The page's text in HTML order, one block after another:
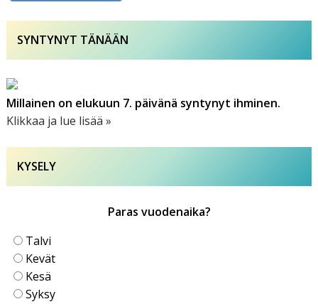
2026
SYNTYNYT TÄNÄÄN
Millainen on elukuun 7. päivänä syntynyt ihminen.
Klikkaa ja lue lisää »
KYSELY
Paras vuodenaika?
Talvi
Kevät
Kesä
Syksy